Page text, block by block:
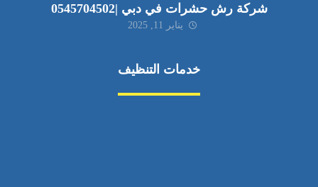
شركة رش حشرات في دبي |0545704502
يناير 11, 2025
خدمات التنظيف